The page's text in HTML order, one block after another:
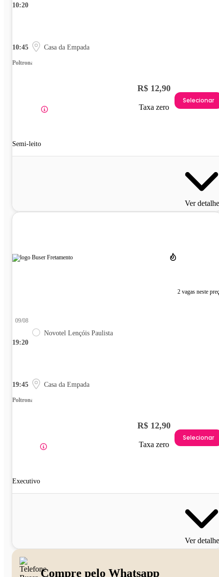
10:20
10:45 Casa da Empada
Poltrona
Semi-leito
R$ 12,90
Taxa zero
Selecionar
Ver
2 vagas neste
19:20
09/08
Novotel Lençóis Paulista
19:45 Casa da Empada
Poltrona
Executivo
R$ 12,90
Taxa zero
Selecionar
Ver
Compre pelo Whatsapp